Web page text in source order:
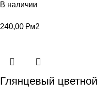
В наличии
240,00 ₽м2
Глянцевый цветной